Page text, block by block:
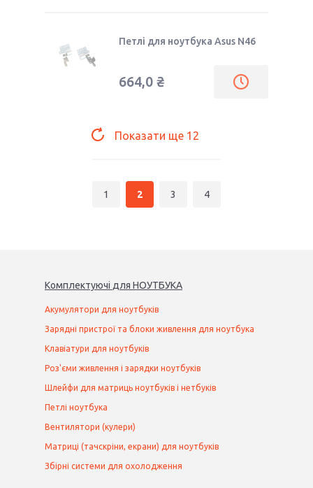
Петлі для ноутбука Asus N46
664,0 ₴
Показати ще 12
1 2 3 4
Комплектуючі для НОУТБУКА
Акумулятори для ноутбуків
Зарядні пристрої та блоки живлення для ноутбука
Клавіатури для ноутбуків
Роз'єми живлення і зарядки ноутбуків
Шлейфи для матриць ноутбуків і нетбуків
Петлі ноутбука
Вентилятори (кулери)
Матриці (тачскріни, екрани) для ноутбуків
Збірні системи для охолодження